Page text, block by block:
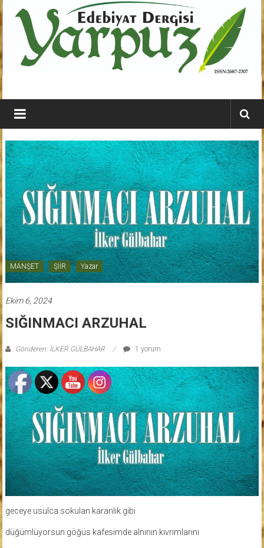
geç
YARPUZ
Edebiyat
Dergisi
Kahramanmaraş'ın
En
Etkili
Edebiyat
Dergisi
MANŞET ŞİİR Yazar
Ekim 6, 2024
SIĞINMACI ARZUHAL
Gönderen: İLKER GÜLBAHAR 1 yorum
geceye usulca sokulan karanlık gibi
düğümlüyorsun göğüs kafesimde alnının kıvrımlarını